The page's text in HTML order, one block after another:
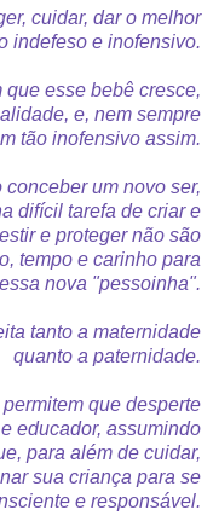
cuidar, dar o melhor
indefeso e inofensivo.
esse bebê cresce,
e, nem sempre
tão inofensivo assim.
um novo ser,
difícil tarefa de criar e
e proteger não são
tempo e carinho para
nova "pessoinha".
tanto a maternidade
quanto a paternidade.
que desperte
educador, assumindo
para além de cuidar,
sua criança para se
e responsável.